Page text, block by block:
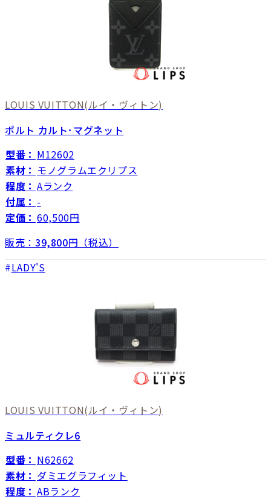
LOUIS VUITTON(ルイ・ヴィトン)
ポルト カルト･マグネット
型番： M12602
素材： モノグラムエクリプス
程度： Aランク
付属： -
定価： 60,500円
販売： 39,800円（税込）
LADY'S
LOUIS VUITTON(ルイ・ヴィトン)
ミュルティクレ6
型番： N62662
素材： ダミエグラフィット
程度： ABランク